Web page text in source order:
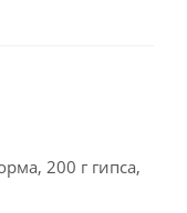
200 г гипса,